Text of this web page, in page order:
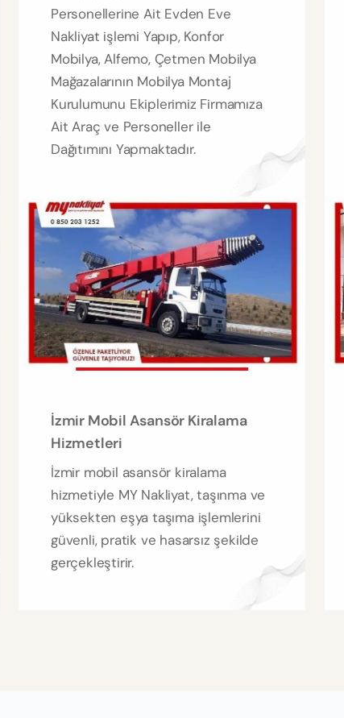
Personellerine Ait Evden Eve
Nakliyat işlemi Yapıp, Konfor
Mobilya, Alfemo, Çetmen Mobilya
Mağazalarının Mobilya Montaj
Kurulumunu Ekiplerimiz Firmamıza
Ait Araç ve Personeller ile
Dağıtımını Yapmaktadır.
İzmir Mobil Asansör Kiralama
Hizmetleri
İzmir mobil asansör kiralama
hizmetiyle MY Nakliyat, taşınma ve
yüksekten eşya taşıma işlemlerini
güvenli, pratik ve hasarsız şekilde
gerçekleştirir.